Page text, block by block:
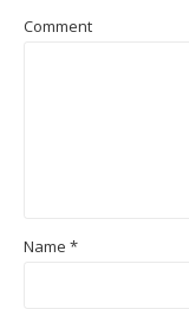
Comment
Name *